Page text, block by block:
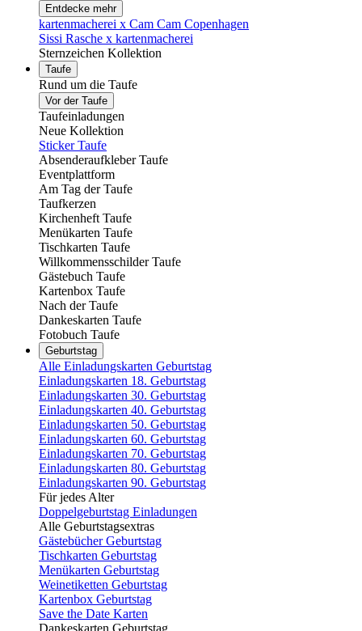
Entdecke mehr
kartenmacherei x Cam Cam Copenhagen
Sissi Rasche x kartenmacherei
Sternzeichen Kollektion
Taufe
Rund um die Taufe
Vor der Taufe
Taufeinladungen
Neue Kollektion
Sticker Taufe
Absenderaufkleber Taufe
Eventplattform
Am Tag der Taufe
Taufkerzen
Kirchenheft Taufe
Menükarten Taufe
Tischkarten Taufe
Willkommensschilder Taufe
Gästebuch Taufe
Kartenbox Taufe
Nach der Taufe
Dankeskarten Taufe
Fotobuch Taufe
Geburtstag
Alle Einladungskarten Geburtstag
Einladungskarten 18. Geburtstag
Einladungskarten 30. Geburtstag
Einladungskarten 40. Geburtstag
Einladungskarten 50. Geburtstag
Einladungskarten 60. Geburtstag
Einladungskarten 70. Geburtstag
Einladungskarten 80. Geburtstag
Einladungskarten 90. Geburtstag
Für jedes Alter
Doppelgeburtstag Einladungen
Alle Geburtstagsextras
Gästebücher Geburtstag
Tischkarten Geburtstag
Menükarten Geburtstag
Weinetiketten Geburtstag
Kartenbox Geburtstag
Save the Date Karten
Dankeskarten Geburtstag